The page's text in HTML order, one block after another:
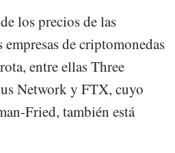
los precios de las
de criptomonedas
entre ellas Three
Network y FTX, cuyo
Fried, también está